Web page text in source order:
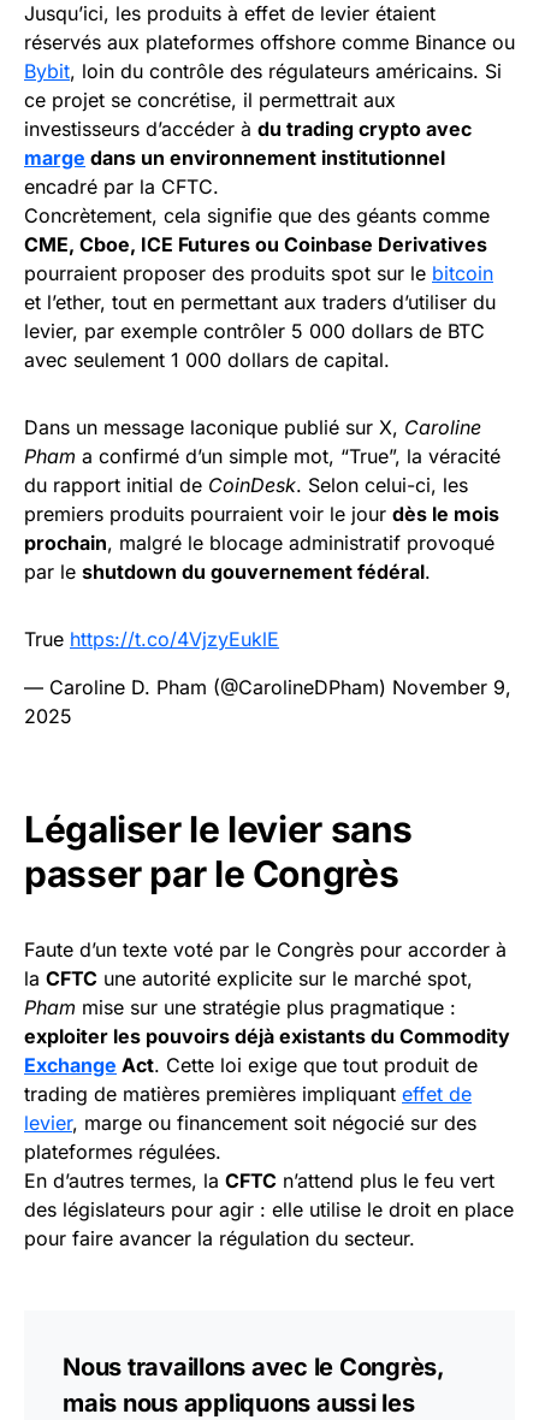
Jusqu’ici, les produits à effet de levier étaient
réservés aux plateformes offshore comme Binance ou
Bybit, loin du contrôle des régulateurs américains. Si
ce projet se concrétise, il permettrait aux
investisseurs d’accéder à du trading crypto avec
marge dans un environnement institutionnel
encadré par la CFTC.
Concrètement, cela signifie que des géants comme
CME, Cboe, ICE Futures ou Coinbase Derivatives
pourraient proposer des produits spot sur le bitcoin
et l’ether, tout en permettant aux traders d’utiliser du
levier, par exemple contrôler 5 000 dollars de BTC
avec seulement 1 000 dollars de capital.
Dans un message laconique publié sur X, Caroline
Pham a confirmé d’un simple mot, “True”, la véracité
du rapport initial de CoinDesk. Selon celui-ci, les
premiers produits pourraient voir le jour dès le mois
prochain, malgré le blocage administratif provoqué
par le shutdown du gouvernement fédéral.
True https://t.co/4VjzyEuklE
— Caroline D. Pham (@CarolineDPham) November 9,
2025
Légaliser le levier sans
passer par le Congrès
Faute d’un texte voté par le Congrès pour accorder à
la CFTC une autorité explicite sur le marché spot,
Pham mise sur une stratégie plus pragmatique :
exploiter les pouvoirs déjà existants du Commodity
Exchange Act. Cette loi exige que tout produit de
trading de matières premières impliquant effet de
levier, marge ou financement soit négocié sur des
plateformes régulées.
En d’autres termes, la CFTC n’attend plus le feu vert
des législateurs pour agir : elle utilise le droit en place
pour faire avancer la régulation du secteur.
Nous travaillons avec le Congrès,
mais nous appliquons aussi les